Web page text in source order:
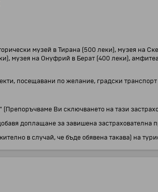
музей в Тирана (500 леки), музея на
музея на Онуфрий в Берат (400 леки),
посещавани по желание, градски транспорт
(Препоръчваме Ви сключването на тази
доплащане за завишена застрахователна
в случай, че бъде обявена такава) на